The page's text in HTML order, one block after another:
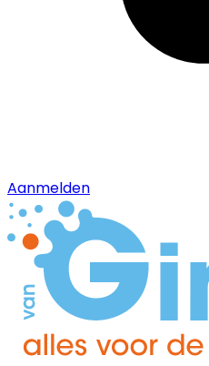
Aanmelden